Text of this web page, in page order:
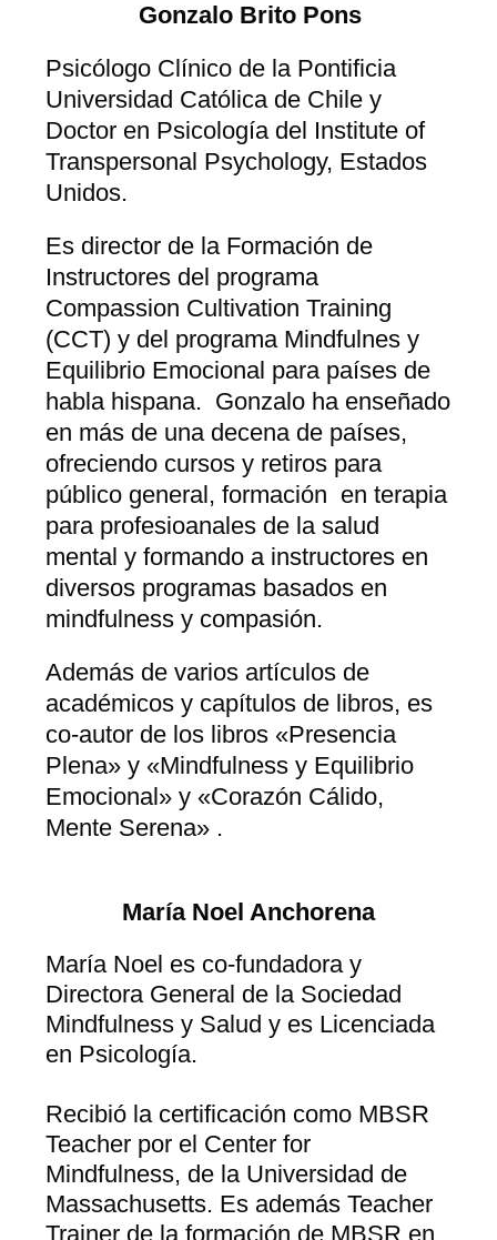
Gonzalo Brito Pons
Psicólogo Clínico de la Pontificia
Universidad Católica de Chile y
Doctor en Psicología del Institute of
Transpersonal Psychology, Estados
Unidos.
Es director de la Formación de
Instructores del programa
Compassion Cultivation Training
(CCT) y del programa Mindfulnes y
Equilibrio Emocional para países de
habla hispana. Gonzalo ha enseñado
en más de una decena de países,
ofreciendo cursos y retiros para
público general, formación en terapia
para profesioanales de la salud
mental y formando a instructores en
diversos programas basados en
mindfulness y compasión.
Además de varios artículos de
académicos y capítulos de libros, es
co-autor de los libros «Presencia
Plena» y «Mindfulness y Equilibrio
Emocional» y «Corazón Cálido,
Mente Serena» .
María Noel Anchorena
María Noel es co-fundadora y
Directora General de la Sociedad
Mindfulness y Salud y es Licenciada
en Psicología.
Recibió la certificación como MBSR
Teacher por el Center for
Mindfulness, de la Universidad de
Massachusetts. Es además Teacher
Trainer de la formación de MBSR en